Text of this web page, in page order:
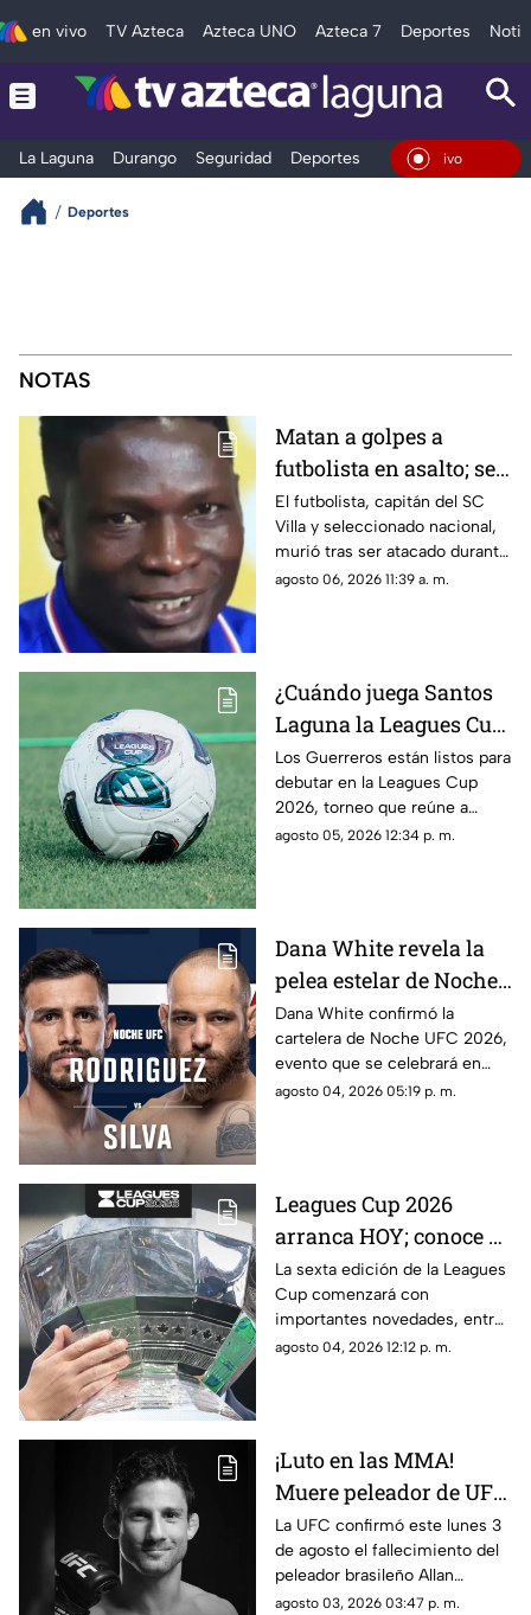
en vivo TV Azteca Azteca UNO Azteca 7 Deportes
La Laguna Durango Seguridad Deportes Entretenimiento
En Vivo
Deportes
NOTAS
Matan a golpes a
futbolista en asalto; se
resistió a entregar su
celular
El futbolista, capitán del SC
Villa y seleccionado nacional,
murió tras ser atacado durante
un presunto asalto.
agosto 06, 2026 11:39 a. m.
¿Cuándo juega Santos
Laguna la Leagues Cup
2026, a qué hora y
contra quiénes?
Los Guerreros están listos para
debutar en la Leagues Cup
2026, torneo que reúne a
clubes de la Liga MX y la MLS.
agosto 05, 2026 12:34 p. m.
Dana White revela la
pelea estelar de Noche
UFC 2026; conoce la
cartelera completa
Dana White confirmó la
cartelera de Noche UFC 2026,
evento que se celebrará en
septiembre en Glendale,
agosto 04, 2026 05:19 p. m.
Leagues Cup 2026
arranca HOY; conoce el
nuevo formato,
partidos y horarios
La sexta edición de la Leagues
Cup comenzará con
importantes novedades, entre
ellas partidos disputados por
agosto 04, 2026 12:12 p. m.
¡Luto en las MMA!
Muere peleador de UFC
tras sufrir infarto
mientras dormía
La UFC confirmó este lunes 3
de agosto el fallecimiento del
peleador brasileño Allan
Nascimento, de la división de
agosto 03, 2026 03:47 p. m.